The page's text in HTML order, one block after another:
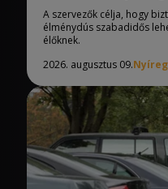
A szervezők célja, hogy
élménydús szabadidős
élőknek.
2026. augusztus 09.